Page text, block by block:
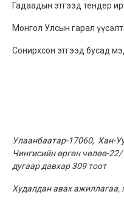
Гадаадын этгээд тендер
Монгол Улсын гарал
Сонирхсон этгээд бусад
Улаанбаатар-17060, Хан-
Чингисийн өргөн чөлөө-22/
дугаар давхар 309тоот
Худалдан авах ажиллагаа,